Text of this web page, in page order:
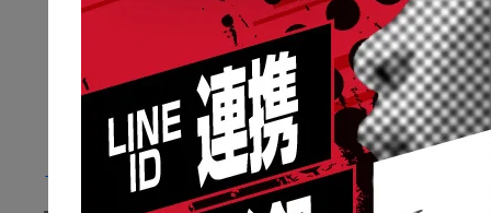
プロテクティブアパレル